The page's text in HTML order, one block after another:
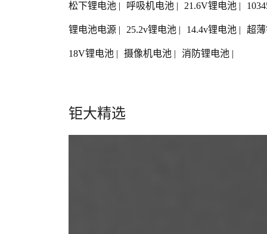
松下锂电池 | 呼吸机电池 | 21.6V锂电池 |
锂电池电源 | 25.2v锂电池 | 14.4v锂电池 | 超
18V锂电池 | 摄像机电池 | 消防锂电池 |
钜大精选